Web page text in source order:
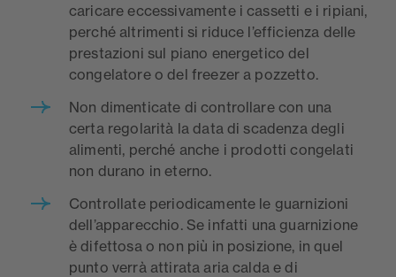
caricare eccessivamente i cassetti e i ripiani,
perché altrimenti si riduce l’efficienza delle
prestazioni sul piano energetico del
congelatore o del freezer a pozzetto.
Non dimenticate di controllare con una
certa regolarità la data di scadenza degli
alimenti, perché anche i prodotti congelati
non durano in eterno.
Controllate periodicamente le guarnizioni
dell’apparecchio. Se infatti una guarnizione
è difettosa o non più in posizione, in quel
punto verrà attirata aria calda e di